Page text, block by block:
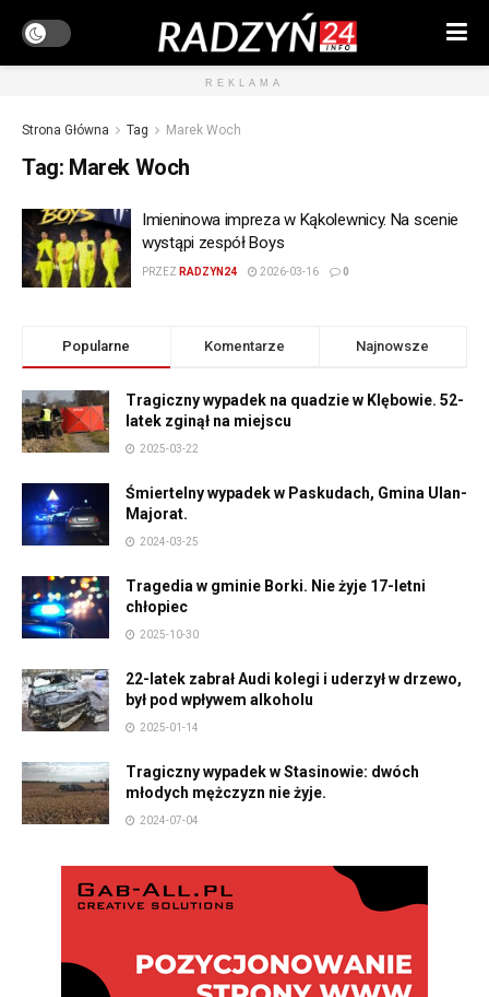
REKLAMA
Strona Główna Tag Marek Woch
Tag: Marek Woch
Imieninowa impreza w Kąkolewnicy. Na scenie
wystąpi zespół Boys
PRZEZ RADZYN24 2026-03-16 0
Popularne Komentarze Najnowsze
Tragiczny wypadek na quadzie w Klębowie. 52-
latek zginął na miejscu
2025-03-22
Śmiertelny wypadek w Paskudach, Gmina Ulan-
Majorat.
2024-03-25
Tragedia w gminie Borki. Nie żyje 17-letni
chłopiec
2025-10-30
22-latek zabrał Audi kolegi i uderzył w drzewo,
był pod wpływem alkoholu
2025-01-14
Tragiczny wypadek w Stasinowie: dwóch
młodych mężczyzn nie żyje.
2024-07-04